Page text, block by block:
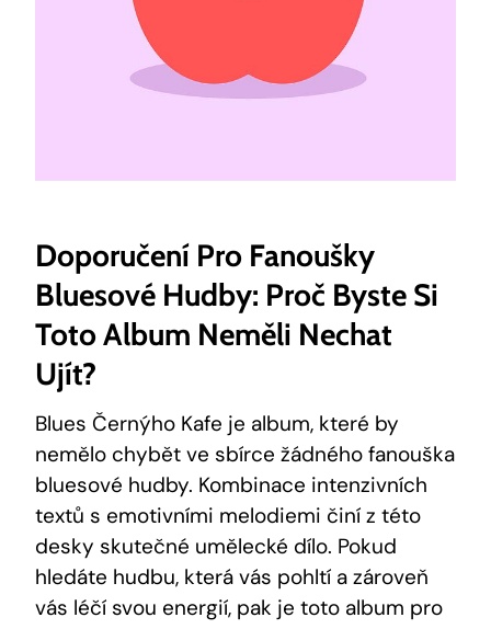
Doporučení Pro Fanoušky
Bluesové Hudby: Proč Byste Si
Toto Album Neměli Nechat
Ujít?
Blues Černýho Kafe je album, které by
nemělo chybět ve sbírce žádného fanouška
bluesové hudby. Kombinace intenzivních
textů s emotivními melodiemi činí z této
desky skutečné umělecké dílo. Pokud
hledáte hudbu, která vás pohltí a zároveň
vás léčí svou energií, pak je toto album pro